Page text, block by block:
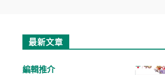
最新文章
編輯推介